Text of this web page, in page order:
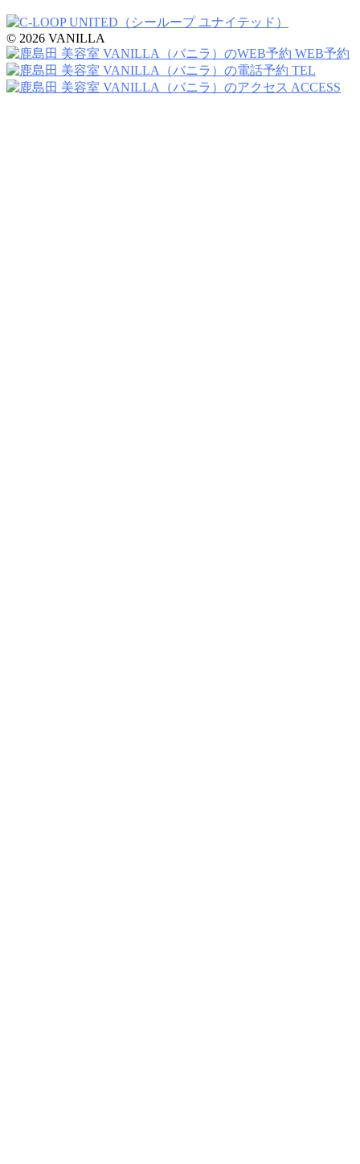
© 2026 VANILLA
WEB予約
TEL
ACCESS